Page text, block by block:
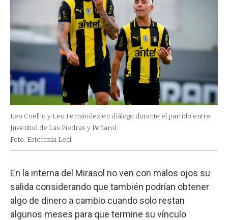
Leo Coelho y Leo Fernández en diálogo durante el partido entre
Juventud de Las Piedras y Peñarol.
Foto: Estefanía Leal.
En la interna del Mirasol no ven con malos ojos su
salida considerando que también podrían obtener
algo de dinero a cambio cuando solo restan
algunos meses para que termine su vínculo